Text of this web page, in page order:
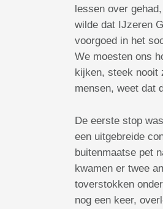
lessen over
wilde dat IJzeren
voorgoed in het
We moesten ons
kijken, steek nooit
mensen, weet dat
De eerste stop
een uitgebreide
buitenmaatse pet
kwamen er twee
toverstokken
nog een keer,